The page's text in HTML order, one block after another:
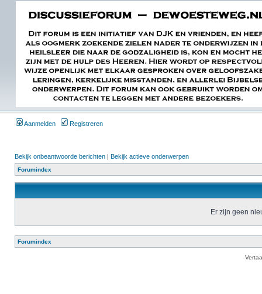
Aanmelden Registreren
Bekijk onbeantwoorde berichten | Bekijk actieve onderwerpen
Forumindex
Er zijn geen
Forumindex